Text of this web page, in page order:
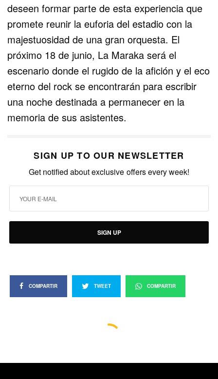
deseen formar parte de esta experiencia que
promete reunir la euforia del estadio con la
majestuosidad de una gran orquesta. El
próximo 18 de junio, La Maraka será el
escenario donde el rugido de la afición y el eco
eterno del rock se encontrarán para escribir
una noche destinada a permanecer en la
memoria de sus asistentes.
SIGN UP TO OUR NEWSLETTER
Get notified about exclusive offers every week!
SIGN UP
COMPARTIR TWEET COMPARTIR